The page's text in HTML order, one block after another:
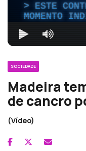
ESTE
MOMENTO
SOCIEDADE
Madeira
de cancro
(Vídeo)